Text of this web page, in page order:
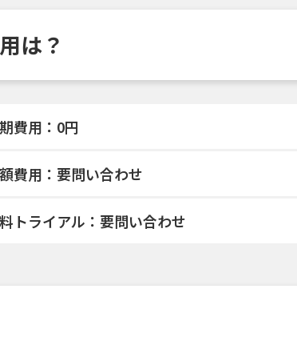
は？
費用：0円
費用：要問い合わせ
トライアル：要問い合わせ